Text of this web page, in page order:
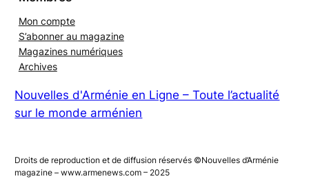
Mon compte
S’abonner au magazine
Magazines numériques
Nouvelles d'Arménie en Ligne – Toute l’actualité
Droits de reproduction et de diffusion réservés ©Nouvelles d’Arménie